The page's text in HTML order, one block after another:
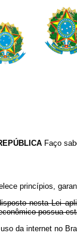
Faço
princípios,
nesta Lei
econômico possua
da internet no